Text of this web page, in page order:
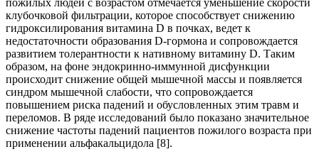
пожилых людей с возрастом отмечается уменьшение скорости
клубочковой фильтрации, которое способствует снижению
гидроксилирования витамина D в почках, ведет к
недостаточности образования D-гормона и сопровождается
развитием толерантности к нативному витамину D. Таким
образом, на фоне эндокринно-иммунной дисфункции
происходит снижение общей мышечной массы и появляется
синдром мышечной слабости, что сопровождается
повышением риска падений и обусловленных этим травм и
переломов. В ряде исследований было показано значительное
снижение частоты падений пациентов пожилого возраста при
применении альфакальцидола [8].